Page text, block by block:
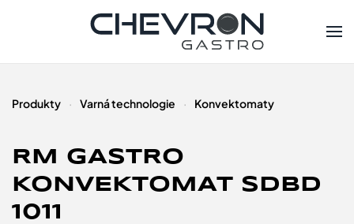
Produkty Varná technologie Konvektomaty
RM GASTRO
KONVEKTOMAT SDBD
1011